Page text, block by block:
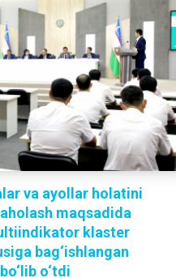
va ayollar holatini
maqsadida
klaster
bag‘ishlangan
o‘tdi